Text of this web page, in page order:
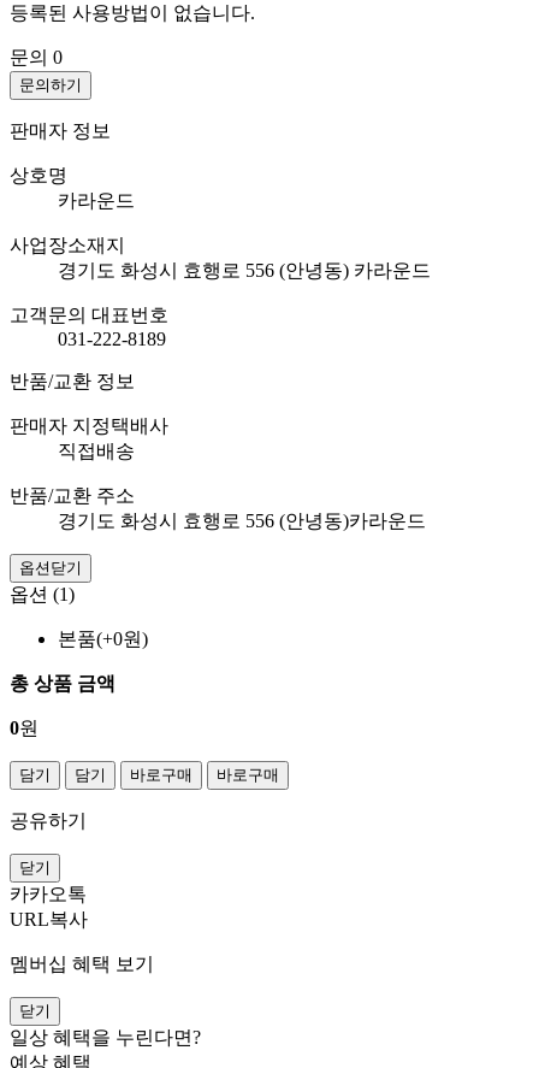
등록된 사용방법이 없습니다.
문의 0
문의하기
판매자 정보
상호명
카라운드
사업장소재지
경기도 화성시 효행로 556 (안녕동) 카라운드
고객문의 대표번호
031-222-8189
반품/교환 정보
판매자 지정택배사
직접배송
반품/교환 주소
경기도 화성시 효행로 556 (안녕동)카라운드
옵션닫기
옵션 (1)
본품(+0원)
총 상품 금액
0원
담기 담기 바로구매 바로구매
공유하기
닫기
카카오톡
URL복사
멤버십 혜택 보기
닫기
일상 혜택을 누린다면?
예상 혜택